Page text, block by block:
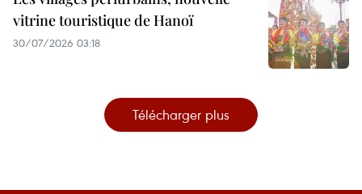
vitrine touristique de Hanoï
30/07/2026 03:18
Télécharger plus